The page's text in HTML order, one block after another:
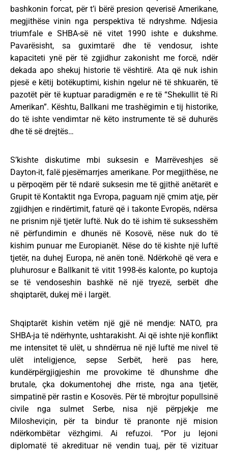
bashkonin forcat, për t’i bërë presion qeverisë Amerikane,
megjithëse vinin nga perspektiva të ndryshme. Ndjesia
triumfale e SHBA-së në vitet 1990 ishte e dukshme.
Pavarësisht, sa guximtarë dhe të vendosur, ishte
kapaciteti ynë për të zgjidhur zakonisht me forcë, ndër
dekada apo shekuj historie të vështirë. Ata që nuk ishin
pjesë e këtij botëkuptimi, kishin ngelur në të shkuarën, të
pazotët për të kuptuar paradigmën e re të “Shekullit të Ri
Amerikan”. Kështu, Ballkani me trashëgimin e tij historike,
do të ishte vendimtar në këto instrumente të së duhurës
dhe të së drejtës…
S’kishte diskutime mbi suksesin e Marrëveshjes së
Dayton-it, falë pjesëmarrjes amerikane. Por megjithëse, ne
u përpoqëm për të ndarë suksesin me të gjithë anëtarët e
Grupit të Kontaktit nga Evropa, paguam një çmim atje, për
zgjidhjen e rindërtimit, faturë që i takonte Evropës, ndërsa
ne prisnim një tjetër luftë. Nuk do të ishim të suksesshëm
në përfundimin e dhunës në Kosovë, nëse nuk do të
kishim punuar me Europianët. Nëse do të kishte një luftë
tjetër, na duhej Europa, në anën tonë. Ndërkohë që vera e
pluhurosur e Ballkanit të vitit 1998-ës kalonte, po kuptoja
se të vendoseshin bashkë në një tryezë, serbët dhe
shqiptarët, dukej më i largët.
Shqiptarët kishin vetëm një gjë në mendje: NATO, pra
SHBA-ja të ndërhynte, ushtarakisht. Ai që ishte një konflikt
me intensitet të ulët, u shndërrua në një luftë me nivel të
ulët inteligjence, sepse Serbët, herë pas here,
kundërpërgjigjeshin me provokime të dhunshme dhe
brutale, çka dokumentohej dhe rriste, nga ana tjetër,
simpatinë për rastin e Kosovës. Për të mbrojtur popullsinë
civile nga sulmet Serbe, nisa një përpjekje me
Milosheviçin, për ta bindur të pranonte një mision
ndërkombëtar vëzhgimi. Ai refuzoi. “Por ju lejoni
diplomatë të akredituar në vendin tuaj, për të vizituar